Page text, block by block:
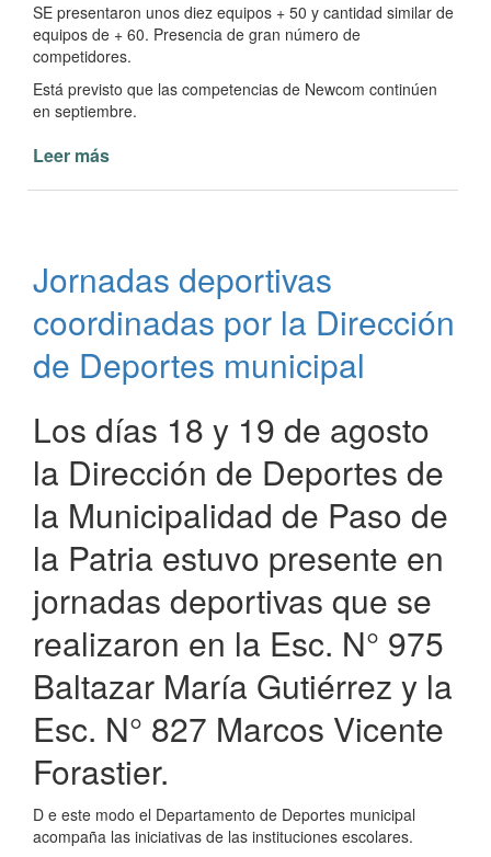
SE presentaron unos diez equipos + 50 y cantidad similar de
equipos de + 60. Presencia de gran número de
competidores.
Está previsto que las competencias de Newcom continúen
en septiembre.
Leer más
en
la
Liga
de
2022
Jornadas deportivas
coordinadas por la Dirección
de Deportes municipal
Los días 18 y 19 de agosto
la Dirección de Deportes de
la Municipalidad de Paso de
la Patria estuvo presente en
jornadas deportivas que se
realizaron en la Esc. N° 975
Baltazar María Gutiérrez y la
Esc. N° 827 Marcos Vicente
Forastier.
D e este modo el Departamento de Deportes municipal
acompaña las iniciativas de las instituciones escolares.